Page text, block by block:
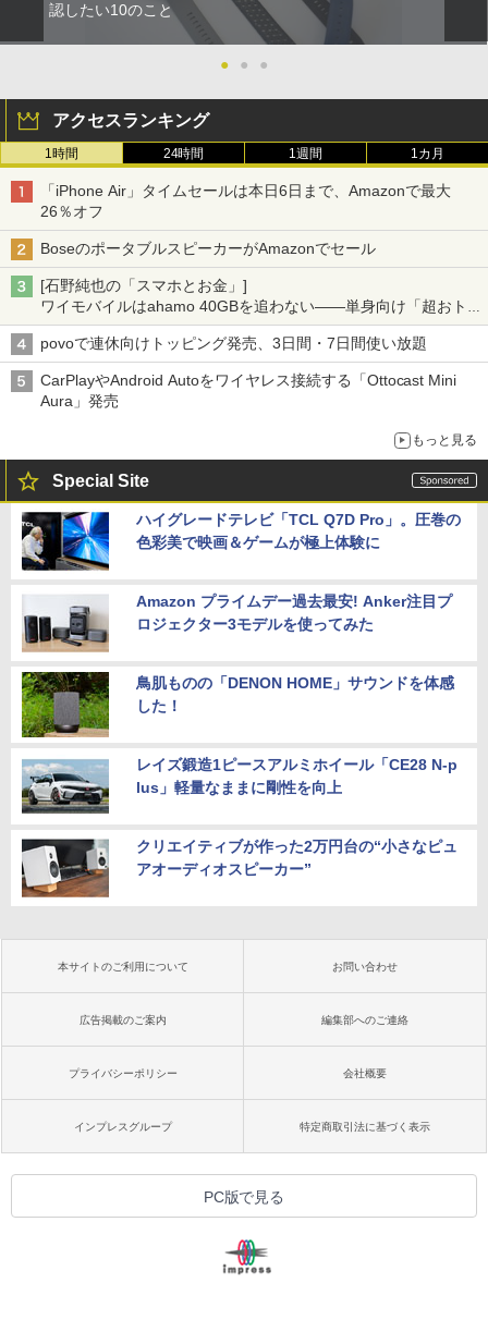
認したい10のこと
● ● ●
アクセスランキング
1時間 24時間 1週間 1カ月
「iPhone Air」タイムセールは本日6日まで、Amazonで最大
26％オフ
BoseのポータブルスピーカーがAmazonでセール
[石野純也の「スマホとお金」]
ワイモバイルはahamo 40GBを追わない――単身向け「超おトク
割」の安さと1年限定の注意点
povoで連休向けトッピング発売、3日間・7日間使い放題
CarPlayやAndroid Autoをワイヤレス接続する「Ottocast Mini
Aura」発売
もっと見る
Special Site
ハイグレードテレビ「TCL Q7D Pro」。圧巻の
色彩美で映画＆ゲームが極上体験に
Amazon プライムデー過去最安! Anker注目プ
ロジェクター3モデルを使ってみた
鳥肌ものの「DENON HOME」サウンドを体感
した！
レイズ鍛造1ピースアルミホイール「CE28 N-p
lus」軽量なままに剛性を向上
クリエイティブが作った2万円台の“小さなピュ
アオーディオスピーカー”
本サイトのご利用について お問い合わせ
広告掲載のご案内 編集部へのご連絡
プライバシーポリシー 会社概要
インプレスグループ 特定商取引法に基づく表示
PC版で見る